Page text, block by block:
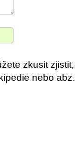
zkusit zjistit,
nebo abz.